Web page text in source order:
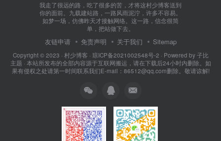
我走了很远的路，吃了很多的苦，才将这村少博客送到
你的面前。九载建站路，一路风雨泥泞，许多不容易。
如梦一场，仿佛昨天才接触网络。这一路，信念很简
单，把站做下去。
友链申请 免责声明 关于我们 Sitemap
Copyright © 2023 · 村少博客 · 琼ICP备2021002548号-2 · Powered by子比
主题 · 本站所发布的全部内容源于互联网搬运，请在下载后24小时内删除。如
果有侵权之处请第一时间联系我们E-mail：86512@qq.com删除。敬请谅解!